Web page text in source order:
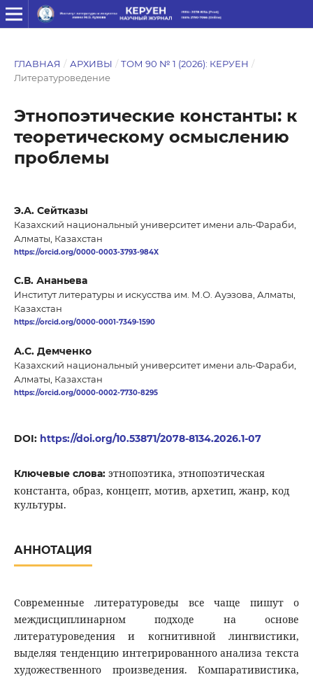
ГЛАВНАЯ / АРХИВЫ / ТОМ 90 № 1 (2026): КЕРУЕН /
Литературоведение
Этнопоэтические константы: к
теоретическому осмыслению
проблемы
Э.А. Сейтказы
Казахский национальный университет имени аль-Фараби,
Алматы, Казахстан
https://orcid.org/0000-0003-3793-984X
С.В. Ананьева
Институт литературы и искусства им. М.О. Ауэзова, Алматы,
Казахстан
https://orcid.org/0000-0001-7349-1590
А.С. Демченко
Казахский национальный университет имени аль-Фараби,
Алматы, Казахстан
https://orcid.org/0000-0002-7730-8295
DOI: https://doi.org/10.53871/2078-8134.2026.1-07
Ключевые слова: этнопоэтика, этнопоэтическая
константа, образ, концепт, мотив, архетип, жанр, код
культуры.
АННОТАЦИЯ
Современные литературоведы все чаще пишут о
междисциплинарном подходе на основе
литературоведения и когнитивной лингвистики,
выделяя тенденцию интегрированного анализа текста
художественного произведения. Компаративистика,